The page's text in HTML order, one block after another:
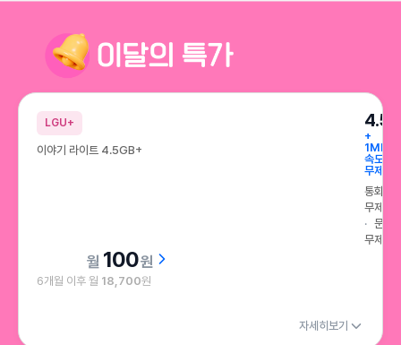
LGU+
이야기 라이트 4.5GB+
+
1Mbps
속도
무제한
통화
무제한
문자
무제한
100원
6개월 이후 월 18,700원
자세히보기